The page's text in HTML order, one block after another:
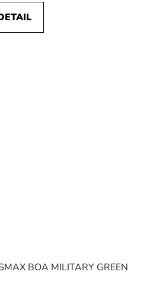
BOA MILITARY GREEN